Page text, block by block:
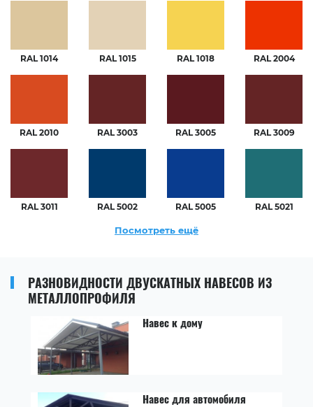
RAL 1014 RAL 1015 RAL 1018 RAL 2004
RAL 2010 RAL 3003 RAL 3005 RAL 3009
RAL 3011 RAL 5002 RAL 5005 RAL 5021
Посмотреть ещё
РАЗНОВИДНОСТИ ДВУСКАТНЫХ НАВЕСОВ ИЗ
МЕТАЛЛОПРОФИЛЯ
Навес к дому
Навес для автомобиля